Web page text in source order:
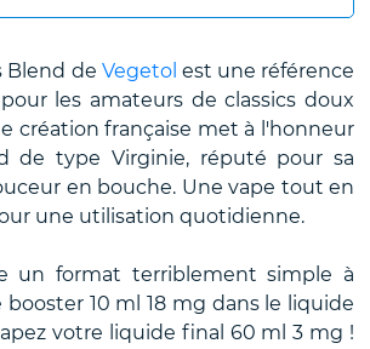
Blend de Vegetol est une référence
les amateurs de classics doux
création française met à l'honneur
de type Virginie, réputé pour sa
en bouche. Une vape tout en
une utilisation quotidienne.
un format terriblement simple à
booster 10 ml 18 mg dans le liquide
votre liquide final 60 ml 3 mg !